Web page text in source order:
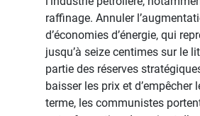
raffinage. Annuler
d’économies d’énergie, qui
jusqu’à seize centimes sur le
partie des réserves
baisser les prix et d’empêcher
terme, les communistes